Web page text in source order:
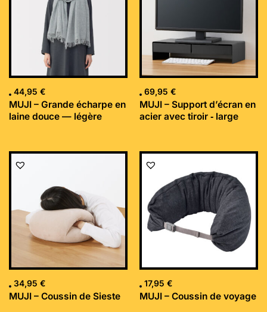
44,95 €
MUJI – Grande écharpe en
laine douce — légère
69,95 €
MUJI – Support d’écran en
acier avec tiroir ‐ large
34,95 €
MUJI – Coussin de Sieste
17,95 €
MUJI – Coussin de voyage